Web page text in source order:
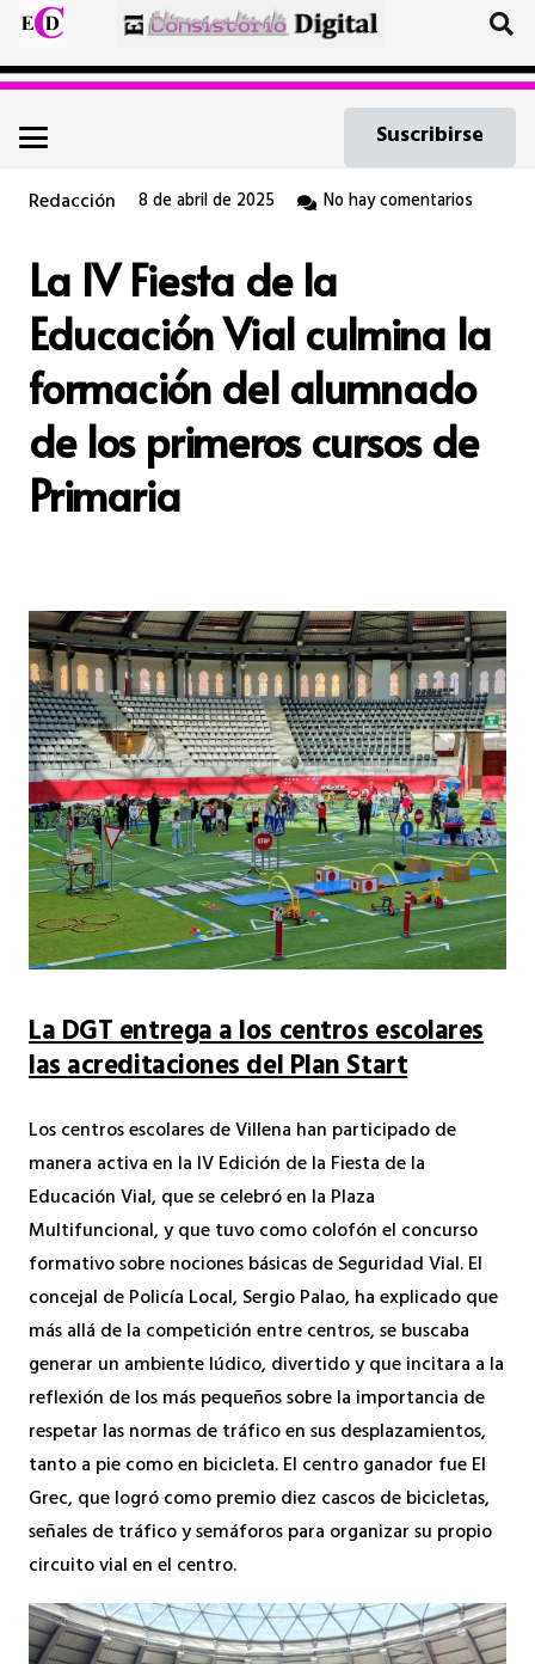
Suscribirse
Redacción 8 de abril de 2025 No hay comentarios
La IV Fiesta de la
Educación Vial culmina la
formación del alumnado
de los primeros cursos de
Primaria
La DGT entrega a los centros escolares
las acreditaciones del Plan Start
Los centros escolares de Villena han participado de
manera activa en la IV Edición de la Fiesta de la
Educación Vial, que se celebró en la Plaza
Multifuncional, y que tuvo como colofón el concurso
formativo sobre nociones básicas de Seguridad Vial. El
concejal de Policía Local, Sergio Palao, ha explicado que
más allá de la competición entre centros, se buscaba
generar un ambiente lúdico, divertido y que incitara a la
reflexión de los más pequeños sobre la importancia de
respetar las normas de tráfico en sus desplazamientos,
tanto a pie como en bicicleta. El centro ganador fue El
Grec, que logró como premio diez cascos de bicicletas,
señales de tráfico y semáforos para organizar su propio
circuito vial en el centro.